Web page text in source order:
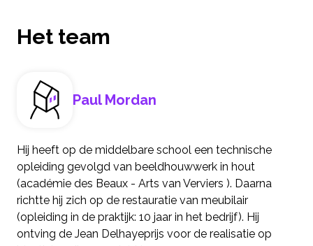
Het team
Paul Mordan
Hij heeft op de middelbare school een technische
opleiding gevolgd van beeldhouwwerk in hout
(académie des Beaux - Arts van Verviers ). Daarna
richtte hij zich op de restauratie van meubilair
(opleiding in de praktijk: 10 jaar in het bedrijf). Hij
ontving de Jean Delhayeprijs voor de realisatie op